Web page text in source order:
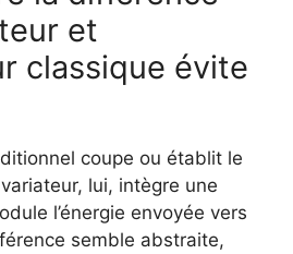
et
classique évite
coupe ou établit le
lui, intègre une
l’énergie envoyée vers
semble abstraite,